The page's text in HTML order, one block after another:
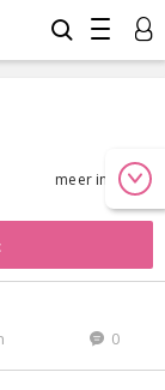
meer info
0